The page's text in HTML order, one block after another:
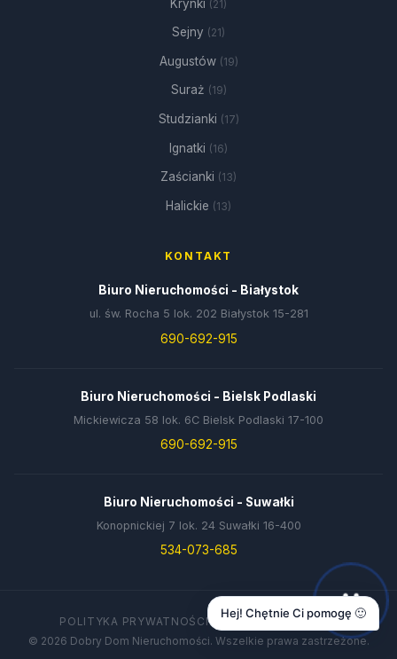
Krynki (21)
Sejny (21)
Augustów (19)
Suraż (19)
Studzianki (17)
Ignatki (16)
Zaścianki (13)
Halickie (13)
KONTAKT
Biuro Nieruchomości - Białystok
ul. św. Rocha 5 lok. 202 Białystok 15-281
690-692-915
Biuro Nieruchomości - Bielsk Podlaski
Mickiewicza 58 lok. 6C Bielsk Podlaski 17-100
690-692-915
Biuro Nieruchomości - Suwałki
Konopnickiej 7 lok. 24 Suwałki 16-400
534-073-685
POLITYKA PRYWATNOŚCIDANE FIRMYKONTAKT
© 2026 Dobry Dom Nieruchomości. Wszelkie prawa zastrzeżone.
Hej! Chętnie Ci pomogę 🙂